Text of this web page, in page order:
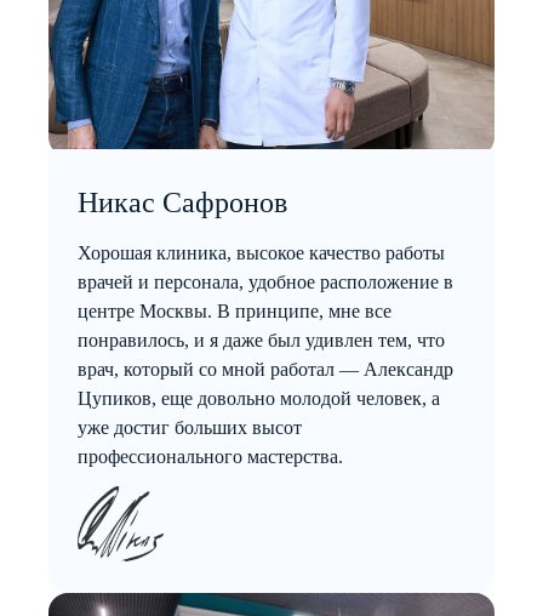
Никас Сафронов
Хорошая клиника, высокое качество работы
врачей и персонала, удобное расположение в
центре Москвы. В принципе, мне все
понравилось, и я даже был удивлен тем, что
врач, который со мной работал — Александр
Цупиков, еще довольно молодой человек, а
уже достиг больших высот
профессионального мастерства.